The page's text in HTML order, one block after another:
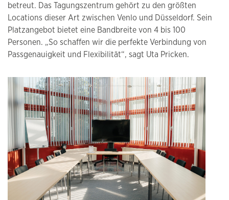
betreut. Das Tagungszentrum gehört zu den größten
Locations dieser Art zwischen Venlo und Düsseldorf. Sein
Platzangebot bietet eine Bandbreite von 4 bis 100
Personen. „So schaffen wir die perfekte Verbindung von
Passgenauigkeit und Flexibilität“, sagt Uta Pricken.